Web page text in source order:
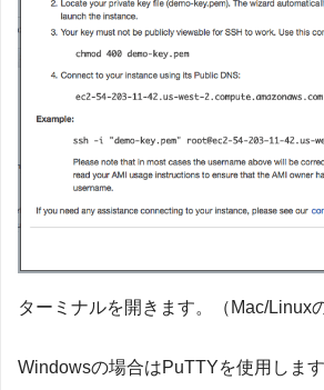
ターミナルを開きます。（Mac/Linux
Windowsの場合はPuTTYを使用します